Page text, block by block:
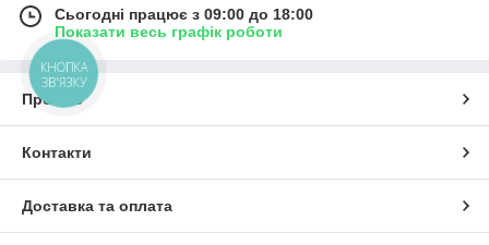
Сьогодні працює з 09:00 до 18:00
Показати весь графік роботи
Про нас
Контакти
Доставка та оплата
КНОПКА
ЗВ'ЯЗКУ